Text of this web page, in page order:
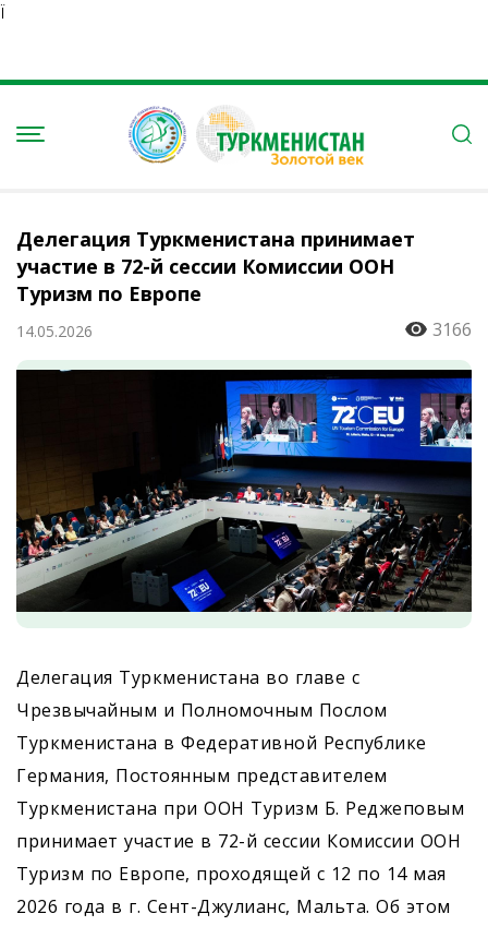
Ï
Делегация Туркменистана принимает
участие в 72-й сессии Комиссии ООН
Туризм по Европе
14.05.2026 3166
Делегация Туркменистана во главе с
Чрезвычайным и Полномочным Послом
Туркменистана в Федеративной Республике
Германия, Постоянным представителем
Туркменистана при ООН Туризм Б. Реджеповым
принимает участие в 72-й сессии Комиссии ООН
Туризм по Европе, проходящей с 12 по 14 мая
2026 года в г. Сент-Джулианс, Мальта. Об этом